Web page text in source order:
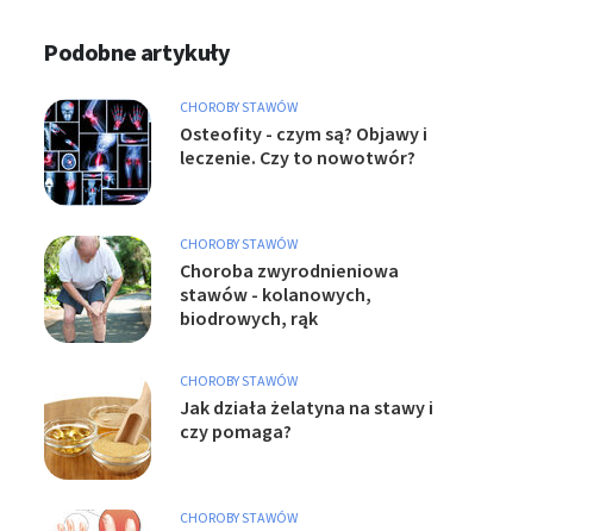
Podobne artykuły
CHOROBY STAWÓW
Osteofity - czym są? Objawy i
leczenie. Czy to nowotwór?
CHOROBY STAWÓW
Choroba zwyrodnieniowa
stawów - kolanowych,
biodrowych, rąk
CHOROBY STAWÓW
Jak działa żelatyna na stawy i
czy pomaga?
CHOROBY STAWÓW